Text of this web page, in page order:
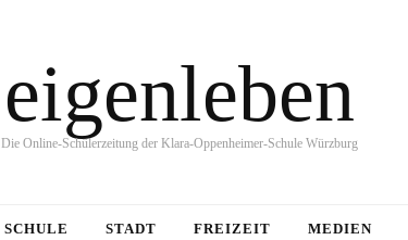
eigenleben
Die Online-Schülerzeitung der Klara-Oppenheimer-Schule Würzburg
SCHULE STADT FREIZEIT MEDIEN